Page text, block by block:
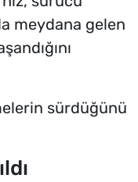
meydana gelen
sürdüğünü